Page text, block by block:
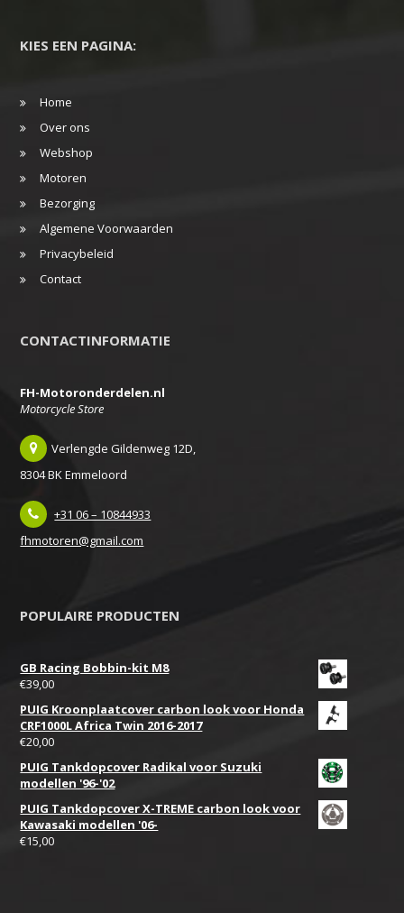
KIES EEN PAGINA:
Home
Over ons
Webshop
Motoren
Bezorging
Algemene Voorwaarden
Privacybeleid
Contact
CONTACTINFORMATIE
FH-Motoronderdelen.nl
Motorcycle Store
Verlengde Gildenweg 12D,
8304 BK Emmeloord
+31 06 – 10844933
fhmotoren@gmail.com
POPULAIRE PRODUCTEN
GB Racing Bobbin-kit M8
€39,00
PUIG Kroonplaatcover carbon look voor Honda
CRF1000L Africa Twin 2016-2017
€20,00
PUIG Tankdopcover Radikal voor Suzuki
modellen '96-'02
PUIG Tankdopcover X-TREME carbon look voor
Kawasaki modellen '06-
€15,00